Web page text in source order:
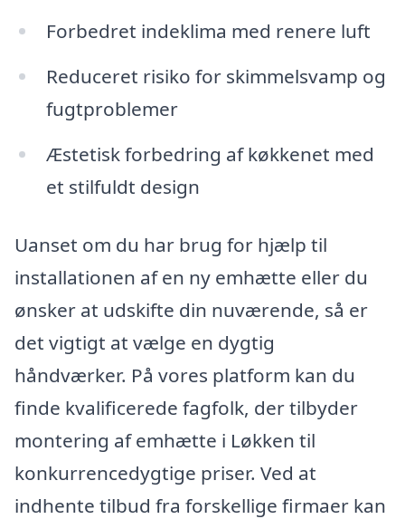
Forbedret indeklima med renere luft
Reduceret risiko for skimmelsvamp og
fugtproblemer
Æstetisk forbedring af køkkenet med
et stilfuldt design
Uanset om du har brug for hjælp til
installationen af en ny emhætte eller du
ønsker at udskifte din nuværende, så er
det vigtigt at vælge en dygtig
håndværker. På vores platform kan du
finde kvalificerede fagfolk, der tilbyder
montering af emhætte i Løkken til
konkurrencedygtige priser. Ved at
indhente tilbud fra forskellige firmaer kan